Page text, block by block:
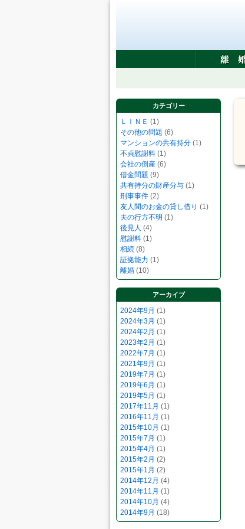
カテゴリー
ＬＩＮＥ (1)
その他の問題 (6)
マンションの共有持分 (1)
不貞慰謝料 (1)
会社の倒産 (6)
借金問題 (9)
共有持分の財産分与 (1)
刑事事件 (2)
友人間のお金の貸し借り (1)
夫の行方不明 (1)
後見人 (4)
慰謝料 (1)
相続 (8)
証拠能力 (1)
離婚 (10)
アーカイブ
2024年9月 (1)
2024年3月 (1)
2024年2月 (1)
2023年2月 (1)
2022年7月 (1)
2021年9月 (1)
2019年7月 (1)
2019年6月 (1)
2019年5月 (1)
2017年11月 (1)
2016年11月 (1)
2015年10月 (1)
2015年7月 (1)
2015年4月 (1)
2015年2月 (2)
2015年1月 (2)
2014年12月 (4)
2014年11月 (1)
2014年10月 (4)
2014年9月 (18)